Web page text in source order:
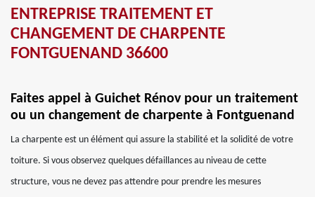
ENTREPRISE TRAITEMENT ET
CHANGEMENT DE CHARPENTE
FONTGUENAND 36600
Faites appel à Guichet Rénov pour un traitement
ou un changement de charpente à Fontguenand
La charpente est un élément qui assure la stabilité et la solidité de votre
toiture. Si vous observez quelques défaillances au niveau de cette
structure, vous ne devez pas attendre pour prendre les mesures